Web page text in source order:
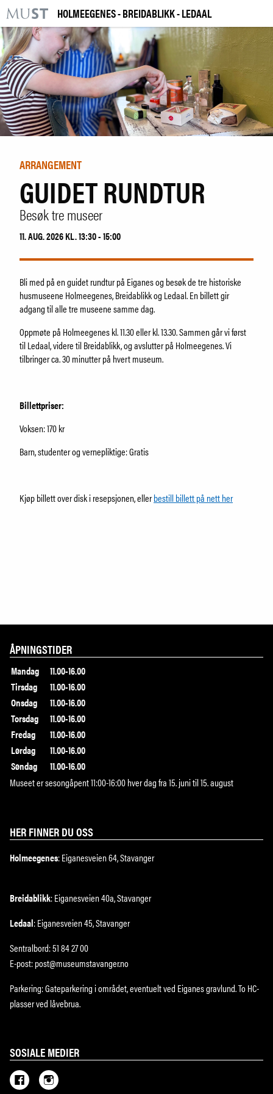
KR
M
BESØK OSS
UTSTILLINGER
ARRANGEMENTER
LÆRING
NO|ENG
Utleie
Om Holmeegenes
Om Breidablikk
Om Ledaal
Ansatte
HOLMEEGENES - BREIDABLIKK - LEDAAL
ARRANGEMENT
GUIDET RUNDTUR
Besøk tre museer
11. AUG. 2026 KL. 13:30 - 15:00
Bli med på en guidet rundtur på Eiganes og besøk de tre historiske
husmuseene Holmeegenes, Breidablikk og Ledaal. En billett gir
adgang til alle tre museene samme dag.
Oppmøte på Holmeegenes kl. 11.30 eller kl. 13.30. Sammen går vi først
til Ledaal, videre til Breidablikk, og avslutter på Holmeegenes. Vi
tilbringer ca. 30 minutter på hvert museum.
Billettpriser:
Voksen: 170 kr
Barn, studenter og vernepliktige: Gratis
Kjøp billett over disk i resepsjonen, ellerbestill billett på nett her
ÅPNINGSTIDER
Mandag
11.00-16.00
Tirsdag
11.00-16.00
Onsdag
11.00-16.00
Torsdag
11.00-16.00
Fredag
11.00-16.00
Lørdag
11.00-16.00
Søndag
11.00-16.00
Museet er sesongåpent 11:00-16:00 hver dag fra 15. juni til 15. august
HER FINNER DU OSS
Holmeegenes: Eiganesveien 64, Stavanger
Breidablikk: Eiganesveien 40a, Stavanger
Ledaal: Eiganesveien 45, Stavanger
Sentralbord: 51 84 27 00
E-post: post@museumstavanger.no
Parkering: Gateparkering i området, eventuelt ved Eiganes gravlund. To HC-
plasser ved låvebrua.
SOSIALE MEDIER